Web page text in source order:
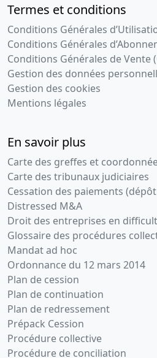
Termes et conditions
Conditions Générales
Conditions Générales
Conditions Générales de Vente
Gestion des données
Gestion des cookies
Mentions légales
En savoir plus
Carte des greffes et
Carte des tribunaux judiciaires
Cessation des paiements
Distressed M&A
Droit des entreprises en
Glossaire des procédures
Mandat ad hoc
Ordonnance du 12 mars 2014
Plan de cession
Plan de continuation
Plan de redressement
Prépack Cession
Procédure collective
Procédure de conciliation